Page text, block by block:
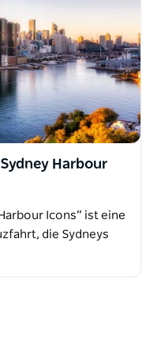
Harbour
Icons“ ist eine
die Sydneys